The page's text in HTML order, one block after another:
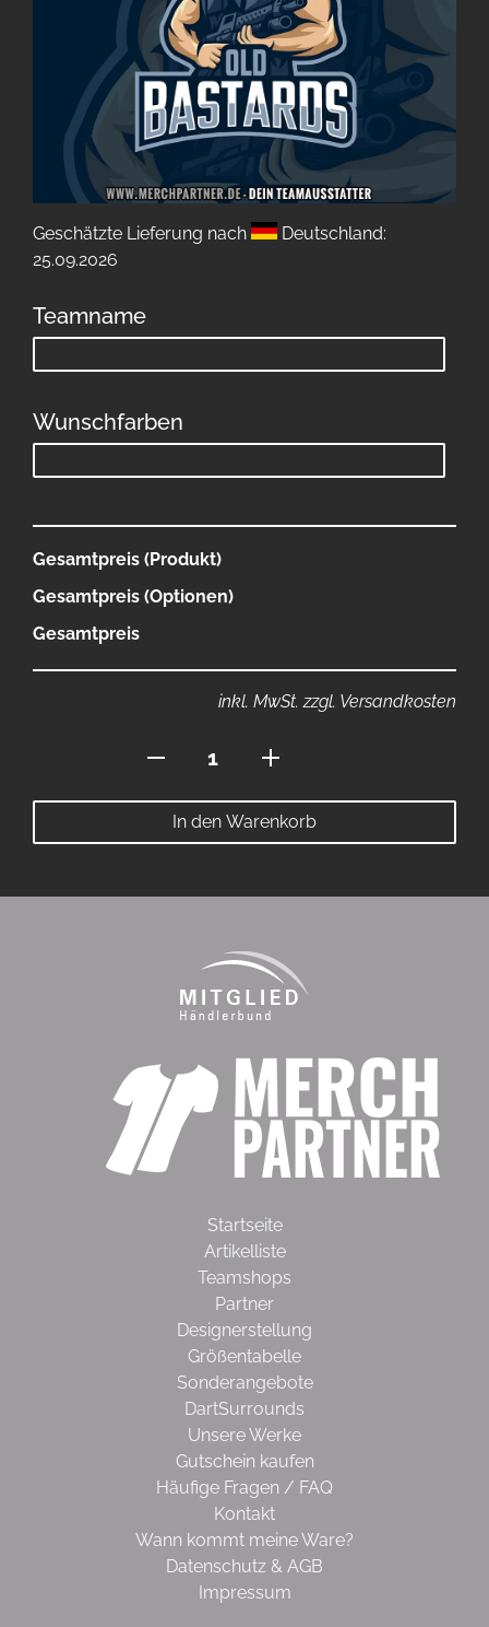
Geschätzte Lieferung nach
Deutschland:
25.09.2026
Teamname
Wunschfarben
Gesamtpreis (Produkt)
Gesamtpreis (Optionen)
Gesamtpreis
inkl. MwSt. zzgl. Versandkosten
Buschkämpfer
Logo
Menge
In den Warenkorb
Startseite
Artikelliste
Teamshops
Partner
Designerstellung
Größentabelle
Sonderangebote
DartSurrounds
Unsere Werke
Gutschein kaufen
Häufige Fragen / FAQ
Kontakt
Wann kommt meine Ware?
Datenschutz & AGB
Impressum